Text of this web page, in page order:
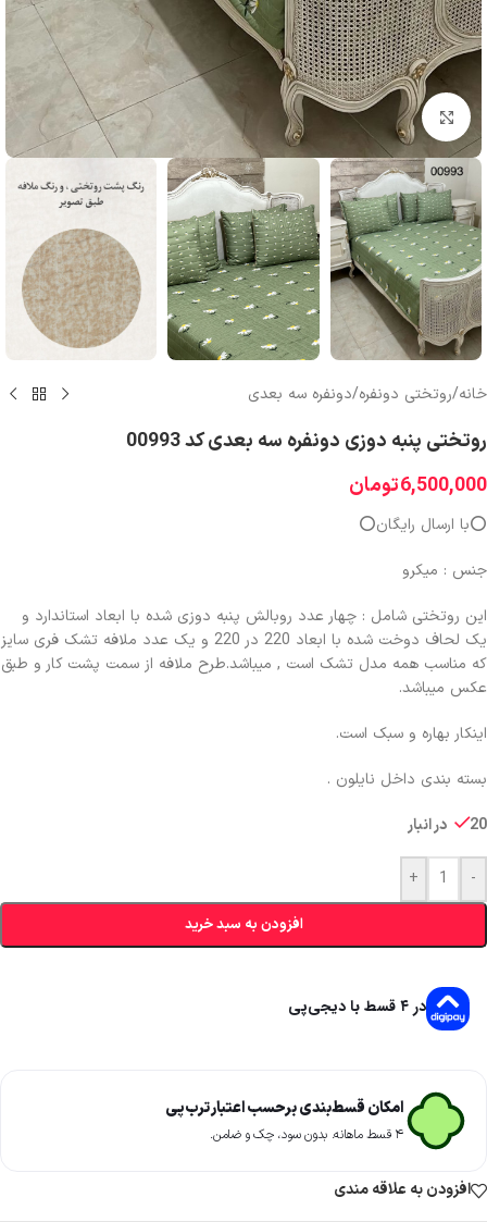
بزرگنمایی تصویر
خانه/روتختی دونفره/دونفره سه بعدی
روتختی پنبه دوزی دونفره سه بعدی کد 00993
6,500,000تومان
⭕️با ارسال رایگان⭕️
جنس : میکرو
این روتختی شامل : چهار عدد روبالش پنبه دوزی شده با ابعاد استاندارد و
یک لحاف دوخت شده با ابعاد 220 در 220 و یک عدد ملافه تشک فری سایز
که مناسب همه مدل تشک است , میباشد.طرح ملافه از سمت پشت کار و طبق
عکس میباشد.
اینکار بهاره و سبک است.
بسته بندی داخل نایلون .
20 در انبار
-
+
افزودن به سبد خرید
در ۴ قسط با دیجی‌پی
امکان قسط‌بندی برحسب اعتبار ترب‌پی
۴ قسط ماهانه. بدون سود، چک و ضامن.
افزودن به علاقه مندی